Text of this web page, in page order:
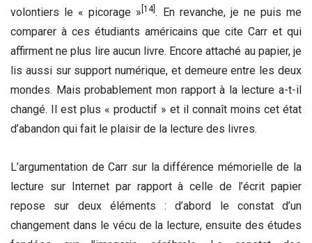
volontiers le « picorage »[14]. En revanche, je ne puis me
comparer à ces étudiants américains que cite Carr et qui
affirment ne plus lire aucun livre. Encore attaché au papier, je
lis aussi sur support numérique, et demeure entre les deux
mondes. Mais probablement mon rapport à la lecture a-t-il
changé. Il est plus « productif » et il connaît moins cet état
d’abandon qui fait le plaisir de la lecture des livres.
L’argumentation de Carr sur la différence mémorielle de la
lecture sur Internet par rapport à celle de l’écrit papier
repose sur deux éléments : d’abord le constat d’un
changement dans le vécu de la lecture, ensuite des études